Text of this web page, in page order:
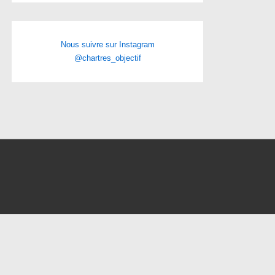
Nous suivre sur Instagram
@chartres_objectif